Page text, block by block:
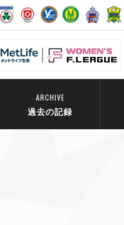
ARCHIVE
過去の記録